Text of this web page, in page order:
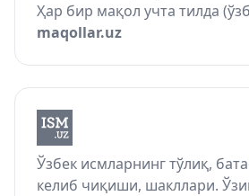
Ҳар бир мақол учта тилда
maqollar.uz
Ўзбек исмларнинг тўлиқ,
келиб чиқиши, шакллари.